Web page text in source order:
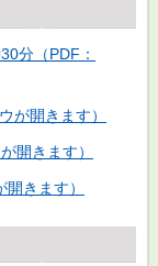
分（PDF：
が開きます）
開きます）
きます）